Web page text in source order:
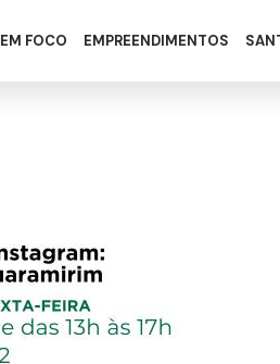
EM FOCO EMPREENDIMENTOS